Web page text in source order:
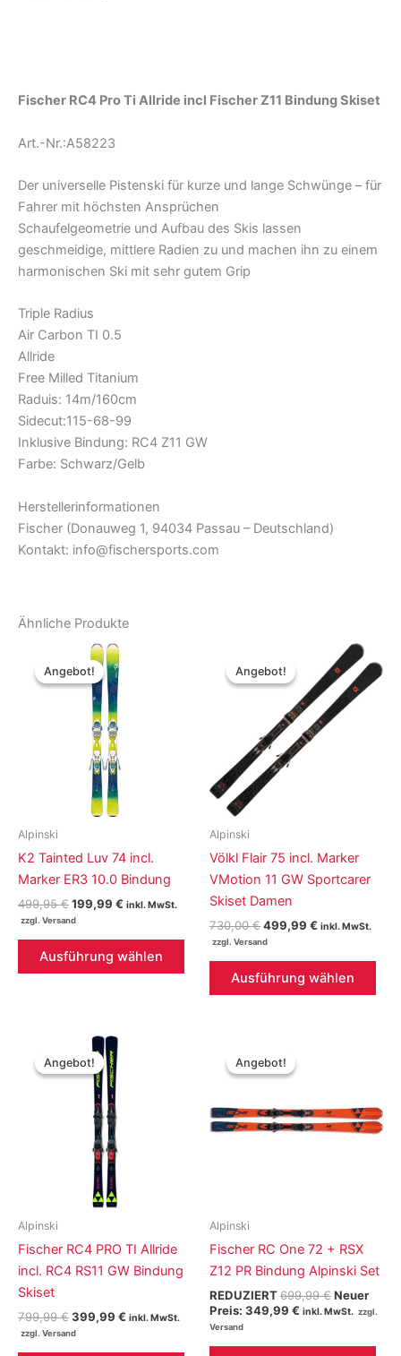
Fischer RC4 Pro Ti Allride incl Fischer Z11 Bindung Skiset
Art.-Nr.:A58223
Der universelle Pistenski für kurze und lange Schwünge – für
Fahrer mit höchsten Ansprüchen
Schaufelgeometrie und Aufbau des Skis lassen
geschmeidige, mittlere Radien zu und machen ihn zu einem
harmonischen Ski mit sehr gutem Grip
Triple Radius
Air Carbon TI 0.5
Allride
Free Milled Titanium
Raduis: 14m/160cm
Sidecut:115-68-99
Inklusive Bindung: RC4 Z11 GW
Farbe: Schwarz/Gelb
Herstellerinformationen
Fischer (Donauweg 1, 94034 Passau – Deutschland)
Kontakt: info@fischersports.com
Ähnliche Produkte
Angebot!
Angebot!
Alpinski
K2 Tainted Luv 74 incl.
Marker ER3 10.0 Bindung
499,95€Ursprünglicher
Preis
499,95 €
199,99 € Aktueller
199,99 €.
inkl. MwSt.
Ausführung wählen
Dieses
Produkt
können
werden
Angebot!
Angebot!
Alpinski
Völkl Flair 75 incl. Marker
VMotion 11 GW Sportcarer
Skiset Damen
730,00€Ursprünglicher
Preis
730,00 €
499,99 € Aktueller
499,99 €.
inkl. MwSt.
Ausführung wählen
Angebot!
Angebot!
Alpinski
Fischer RC4 PRO TI Allride
incl. RC4 RS11 GW Bindung
Skiset
799,99€Ursprünglicher
Preis
399,99 € Aktueller
inkl. MwSt.
Angebot!
Angebot!
Alpinski
Fischer RC One 72 + RSX
Z12 PR Bindung Alpinski Set
REDUZIERT699,99€
Preis
Neuer
Preis: 349,99 € Aktueller
inkl. MwSt.